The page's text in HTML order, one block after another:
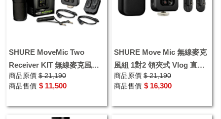
SHURE MoveMic Two
Receiver KIT 無線麥克風組
MVTWOKITZ6 1對2
商品原價 $ 21,190
商品售價 $ 11,500
SHURE Move Mic 無線麥克
風組 1對2 領夾式 Vlog 直播
採訪
商品原價 $ 21,190
商品售價 $ 16,300